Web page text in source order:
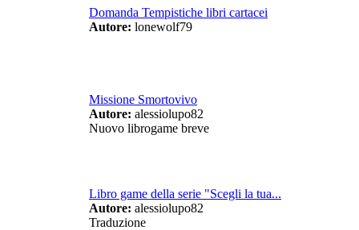
Domanda Tempistiche libri cartacei
Autore: lonewolf79
Missione Smortovivo
Autore: alessiolupo82
Nuovo librogame breve
Libro game della serie "Scegli la tua...
Autore: alessiolupo82
Traduzione